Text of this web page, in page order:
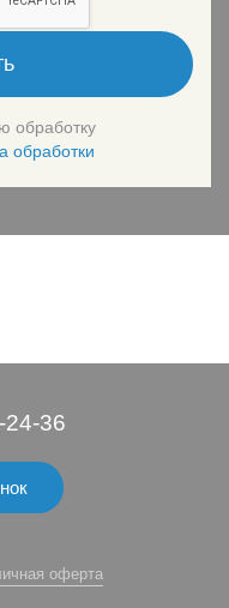
обработку
обработки
24-36
оферта